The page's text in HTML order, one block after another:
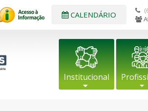
CALENDÁRIO
Institucional